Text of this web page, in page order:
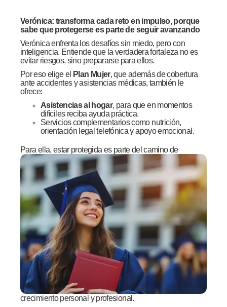
Verónica: transforma cada reto en impulso, porque
sabe que protegerse es parte de seguir avanzando
Verónica enfrenta los desafíos sin miedo, pero con
inteligencia. Entiende que la verdadera fortaleza no es
evitar riesgos, sino prepararse para ellos.
Por eso elige el Plan Mujer, que además de cobertura
ante accidentes y asistencias médicas, también le
ofrece:
Asistencias al hogar, para que en momentos
difíciles reciba ayuda práctica.
Servicios complementarios como nutrición,
orientación legal telefónica y apoyo emocional.
Para ella, estar protegida es parte del camino de
crecimiento personal y profesional.